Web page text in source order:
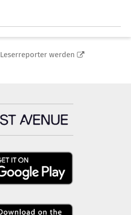
Leserreporter werden